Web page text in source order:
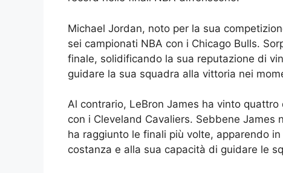
Michael Jordan, noto per la sua
sei campionati NBA con i Chicago Bulls.
finale, solidificando la sua reputazione di
guidare la sua squadra alla vittoria nei
Al contrario, LeBron James ha vinto
con i Cleveland Cavaliers. Sebbene
ha raggiunto le finali più volte, apparendo
costanza e alla sua capacità di guidare le